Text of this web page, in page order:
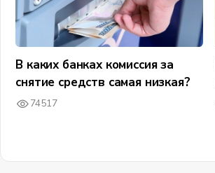
В каких банках комиссия за
снятие средств самая низкая?
74517